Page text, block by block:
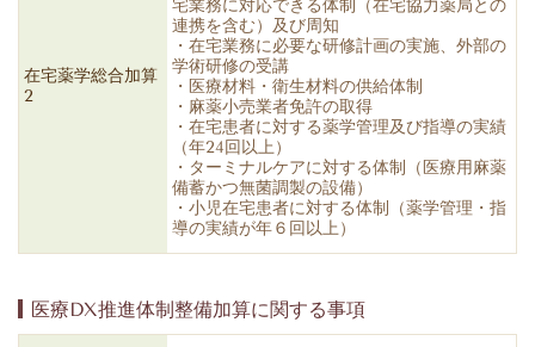
在宅薬学総合加算
2
宅業務に対応できる体制（在宅協力薬局との
連携を含む）及び周知
・在宅業務に必要な研修計画の実施、外部の
学術研修の受講
・医療材料・衛生材料の供給体制
・麻薬小売業者免許の取得
・在宅患者に対する薬学管理及び指導の実績
（年24回以上）
・ターミナルケアに対する体制（医療用麻薬
備蓄かつ無菌調製の設備）
・小児在宅患者に対する体制（薬学管理・指
導の実績が年６回以上）
医療DX推進体制整備加算に関する事項